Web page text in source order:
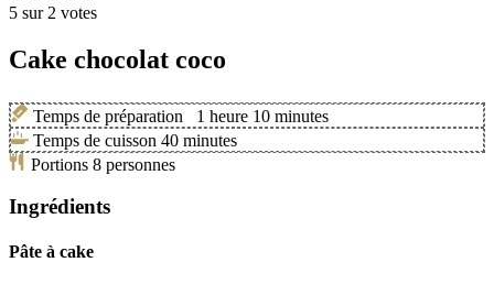
5 sur 2 votes
Cake chocolat coco
Temps de préparation 1 heure 10 minutes
Temps de cuisson 40 minutes
Portions 8 personnes
Ingrédients
Pâte à cake